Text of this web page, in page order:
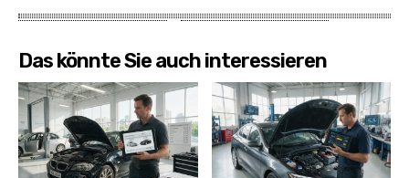
Das könnte Sie auch interessieren